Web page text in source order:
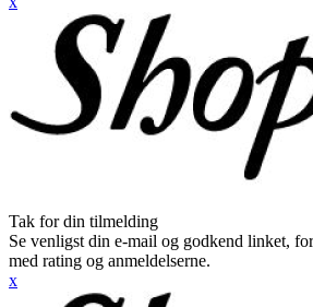
Tak for din tilmelding
Se venligst din e-mail og godkend linket,
med rating og anmeldelserne.
x